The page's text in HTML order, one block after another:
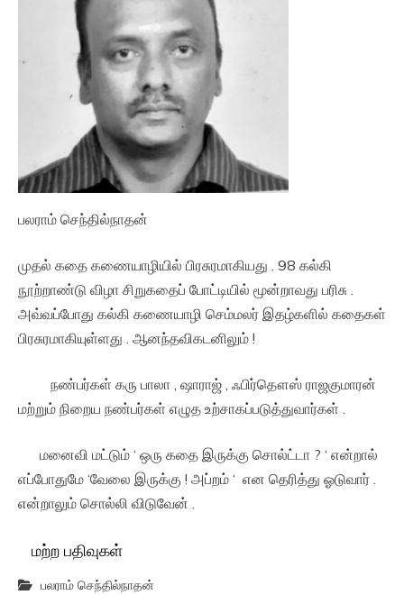
பலராம் செந்தில்நாதன்
முதல் கதை கணையாழியில் பிரசுரமாகியது . 98 கல்கி
நூற்றாண்டு விழா சிறுகதைப் போட்டியில் மூன்றாவது பரிசு .
அவ்வப்போது கல்கி கணையாழி செம்மலர் இதழ்களில் கதைகள்
பிரசுரமாகியுள்ளது . ஆனந்தவிகடனிலும் !
நண்பர்கள் கரு பாலா , ஷாராஜ் , ஃபிர்தௌஸ் ராஜகுமாரன்
மற்றும் நிறைய நண்பர்கள் எழுத உற்சாகப்படுத்துவார்கள் .
மனைவி மட்டும் ‘ ஒரு கதை இருக்கு சொல்ட்டா ? ‘ என்றால்
எப்போதுமே ‘வேலை இருக்கு ! அப்றம் ‘ என தெரித்து ஓடுவார் .
என்றாலும் சொல்லி விடுவேன் .
மற்ற பதிவுகள்
பலராம் செந்தில்நாதன்